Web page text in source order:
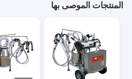
المنتجات الموصى بها